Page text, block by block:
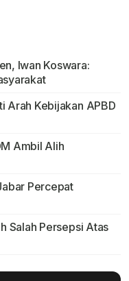
Iwan Koswara:
Arah Kebijakan APBD
Ambil Alih
Percepat
Salah Persepsi Atas